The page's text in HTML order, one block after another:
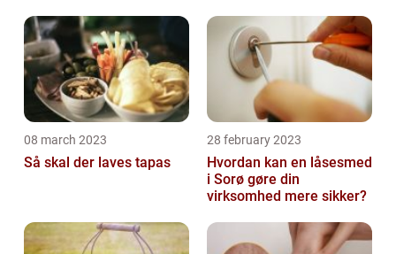
08 march 2023
Så skal der laves tapas
28 february 2023
Hvordan kan en låsesmed
i Sorø gøre din
virksomhed mere sikker?